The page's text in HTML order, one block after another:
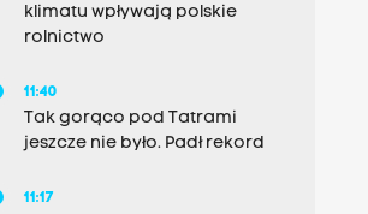
klimatu wpływają polskie
rolnictwo
11:40
Tak gorąco pod Tatrami
jeszcze nie było. Padł rekord
11:17